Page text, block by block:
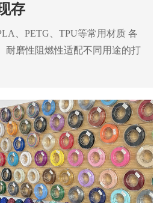
存
、PETG、TPU等常用材质 各
耐磨性阻燃性适配不同用途的打